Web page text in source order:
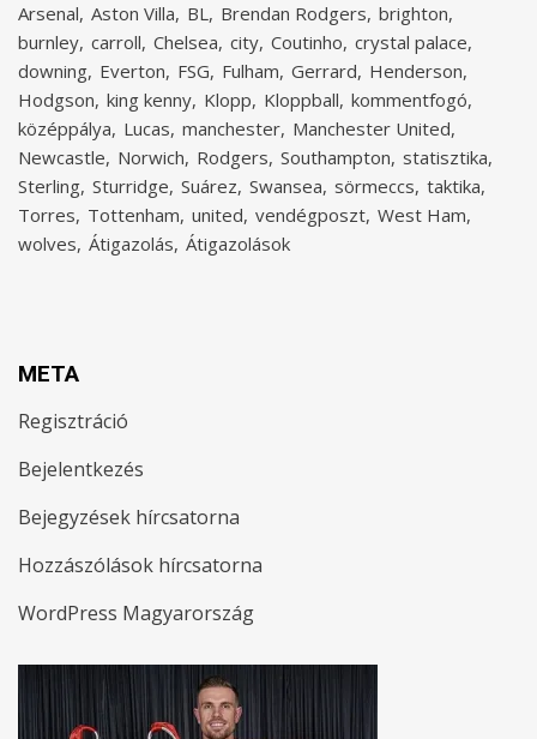
Arsenal Aston Villa BL Brendan Rodgers brighton
burnley carroll Chelsea city Coutinho crystal palace
downing Everton FSG Fulham Gerrard Henderson
Hodgson king kenny Klopp Kloppball kommentfogó
középpálya Lucas manchester Manchester United
Newcastle Norwich Rodgers Southampton statisztika
Sterling Sturridge Suárez Swansea sörmeccs taktika
Torres Tottenham united vendégposzt West Ham
wolves Átigazolás Átigazolások
META
Regisztráció
Bejelentkezés
Bejegyzések hírcsatorna
Hozzászólások hírcsatorna
WordPress Magyarország